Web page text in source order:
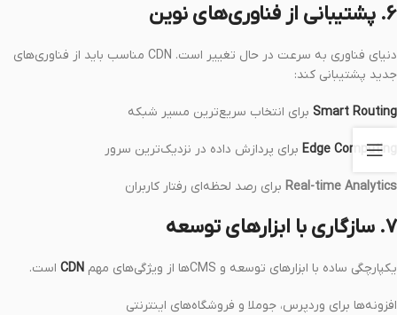
6. پشتیبانی از فناوری‌های نوین
دنیای فناوری به سرعت در حال تغییر است. CDN مناسب باید از فناوری‌های
جدید پشتیبانی کند:
Smart Routing برای انتخاب سریع‌ترین مسیر شبکه
Edge Computing برای پردازش داده در نزدیک‌ترین سرور
Real-time Analytics برای رصد لحظه‌ای رفتار کاربران
7. سازگاری با ابزارهای توسعه
یکپارچگی ساده با ابزارهای توسعه و CMSها از ویژگی‌های مهم CDN است.
افزونه‌ها برای وردپرس، جوملا و فروشگاه‌های اینترنتی